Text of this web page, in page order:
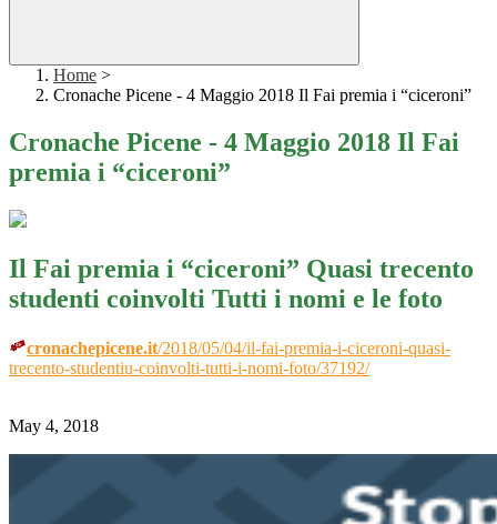
Home >
Cronache Picene - 4 Maggio 2018 Il Fai premia i “ciceroni”
Cronache Picene - 4 Maggio 2018 Il Fai
premia i “ciceroni”
Il Fai premia i “ciceroni” Quasi trecento
studenti coinvolti Tutti i nomi e le foto
cronachepicene.it/2018/05/04/il-fai-premia-i-ciceroni-quasi-
trecento-studentiu-coinvolti-tutti-i-nomi-foto/37192/
May 4, 2018